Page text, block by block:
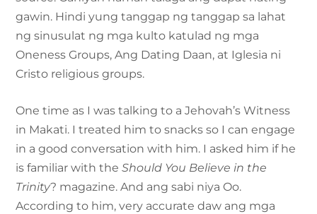
gawin. Hindi yung tanggap ng tanggap sa lahat
ng sinusulat ng mga kulto katulad ng mga
Oneness Groups, Ang Dating Daan, at Iglesia ni
Cristo religious groups.
One time as I was talking to a Jehovah’s Witness
in Makati. I treated him to snacks so I can engage
in a good conversation with him. I asked him if he
is familiar with theShould You Believe in the
Trinity? magazine. And ang sabi niya Oo.
According to him, very accurate daw ang mga